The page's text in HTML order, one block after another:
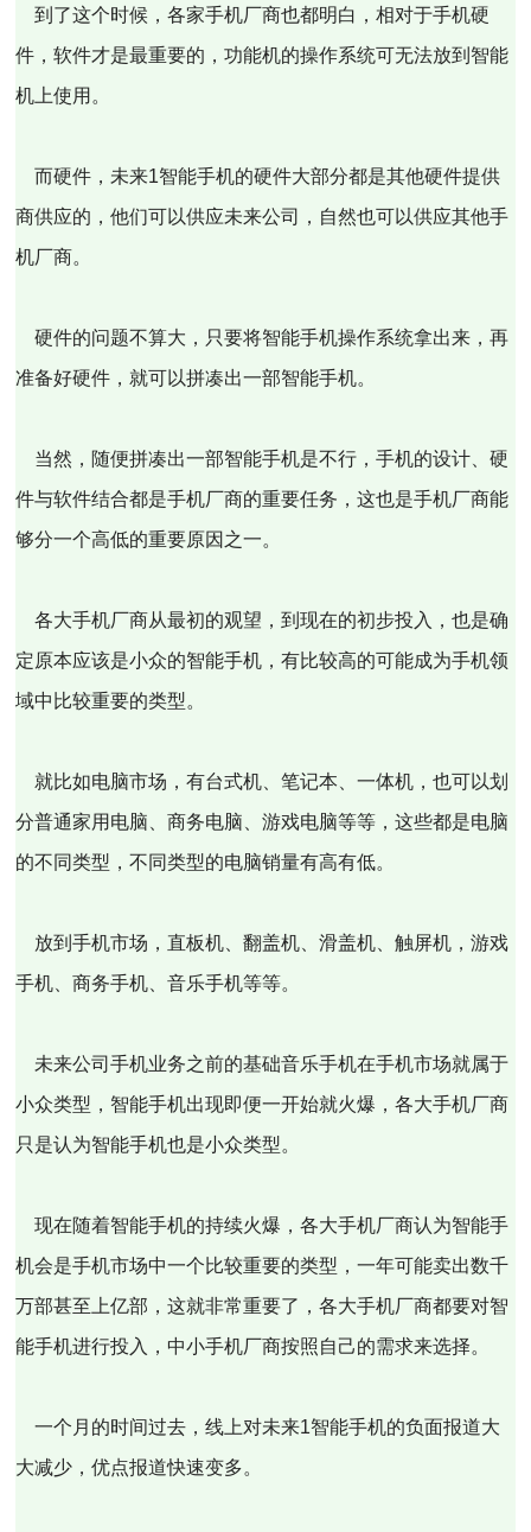
到了这个时候，各家手机厂商也都明白，相对于手机硬
件，软件才是最重要的，功能机的操作系统可无法放到智能
机上使用。
而硬件，未来1智能手机的硬件大部分都是其他硬件提供
商供应的，他们可以供应未来公司，自然也可以供应其他手
机厂商。
硬件的问题不算大，只要将智能手机操作系统拿出来，再
准备好硬件，就可以拼凑出一部智能手机。
当然，随便拼凑出一部智能手机是不行，手机的设计、硬
件与软件结合都是手机厂商的重要任务，这也是手机厂商能
够分一个高低的重要原因之一。
各大手机厂商从最初的观望，到现在的初步投入，也是确
定原本应该是小众的智能手机，有比较高的可能成为手机领
域中比较重要的类型。
就比如电脑市场，有台式机、笔记本、一体机，也可以划
分普通家用电脑、商务电脑、游戏电脑等等，这些都是电脑
的不同类型，不同类型的电脑销量有高有低。
放到手机市场，直板机、翻盖机、滑盖机、触屏机，游戏
手机、商务手机、音乐手机等等。
未来公司手机业务之前的基础音乐手机在手机市场就属于
小众类型，智能手机出现即便一开始就火爆，各大手机厂商
只是认为智能手机也是小众类型。
现在随着智能手机的持续火爆，各大手机厂商认为智能手
机会是手机市场中一个比较重要的类型，一年可能卖出数千
万部甚至上亿部，这就非常重要了，各大手机厂商都要对智
能手机进行投入，中小手机厂商按照自己的需求来选择。
一个月的时间过去，线上对未来1智能手机的负面报道大
大减少，优点报道快速变多。